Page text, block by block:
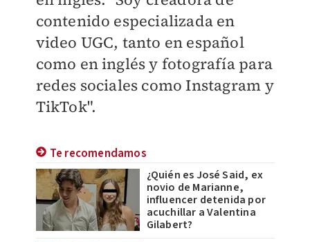
contenido especializada en
video UGC, tanto en español
como en inglés y fotografía para
redes sociales como Instagram y
TikTok".
Te recomendamos
¿Quién es José Said, ex
novio de Marianne,
influencer detenida por
acuchillar a Valentina
Gilabert?